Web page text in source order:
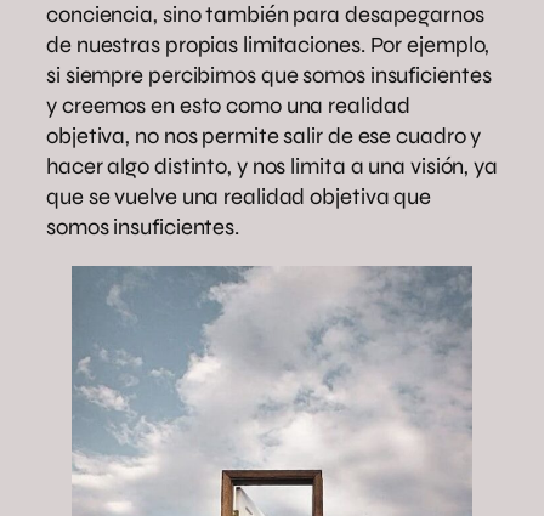
conciencia, sino también para desapegarnos
de nuestras propias limitaciones. Por ejemplo,
si siempre percibimos que somos insuficientes
y creemos en esto como una realidad
objetiva, no nos permite salir de ese cuadro y
hacer algo distinto, y nos limita a una visión, ya
que se vuelve una realidad objetiva que
somos insuficientes.